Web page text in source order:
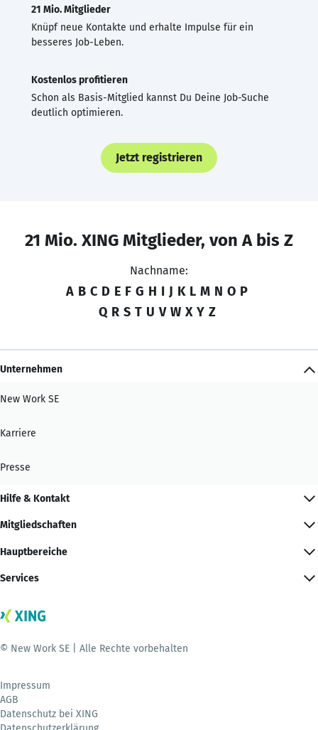
21 Mio. Mitglieder
Knüpf neue Kontakte und erhalte Impulse für ein
besseres Job-Leben.
Kostenlos profitieren
Schon als Basis-Mitglied kannst Du Deine Job-Suche
deutlich optimieren.
Jetzt registrieren
21 Mio. XING Mitglieder, von A bis Z
Nachname:
A B C D E F G H I J K L M N O P
Q R S T U V W X Y Z
Unternehmen
New Work SE
Karriere
Presse
Hilfe & Kontakt
Mitgliedschaften
Hauptbereiche
Services
© New Work SE | Alle Rechte vorbehalten
Impressum
AGB
Datenschutz bei XING